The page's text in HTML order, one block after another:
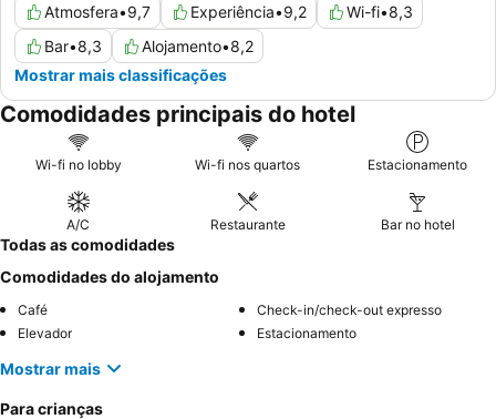
Atmosfera•9,7 Experiência•9,2 Wi-fi•8,3
Bar•8,3 Alojamento•8,2
Mostrar mais classificações
Comodidades principais do hotel
Wi-fi no lobby Wi-fi nos quartos Estacionamento
A/C Restaurante Bar no hotel
Todas as comodidades
Comodidades do alojamento
Café
Check-in/check-out expresso
Elevador
Estacionamento
Mostrar mais
Para crianças